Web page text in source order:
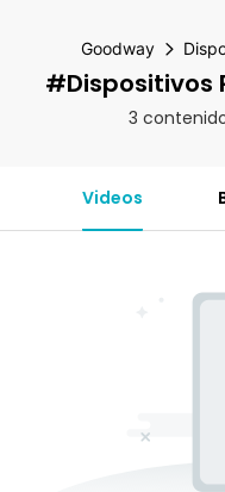
Goodway
#Dispositivos
3
Videos